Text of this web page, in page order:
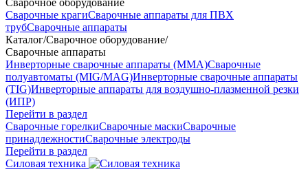
Сварочное оборудование
Сварочные крагиСварочные аппараты для ПВХ
трубСварочные аппараты
Каталог/Сварочное оборудование/
Сварочные аппараты
Инверторные сварочные аппараты (ММА)Сварочные
полуавтоматы (MIG/MAG)Инверторные сварочные аппараты
(TIG)Инверторные аппараты для воздушно-плазменной резки
(ИПР)
Перейти в раздел
Сварочные горелкиСварочные маскиСварочные
принадлежностиСварочные электроды
Перейти в раздел
Силовая техника